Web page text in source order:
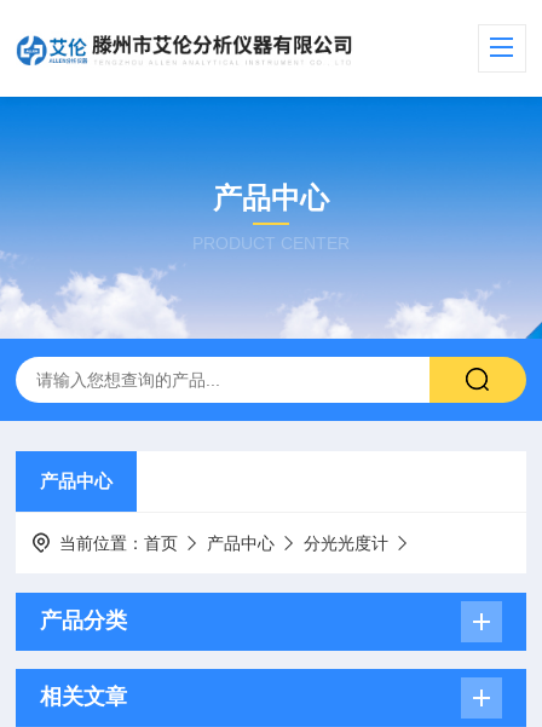
产品中心
PRODUCT CENTER
产品中心
当前位置：首页 产品中心 分光光度计
产品分类
相关文章